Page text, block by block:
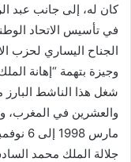
كان له، إلى جانب عبد
في تأسيس الاتحاد
الجناح اليساري لحزب
وجيزة بتهمة “إهانة
شغل هذا الناشط
جلالة الملك محمد